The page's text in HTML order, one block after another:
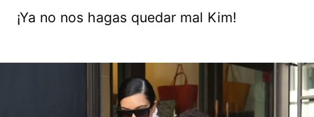
¡Ya no nos hagas quedar mal Kim!